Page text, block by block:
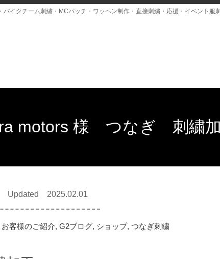
バイクチーム刺繍・MCパッチ・ワッペン制作・直接刺繍・応援・イベント服
motors 様 つなぎ 刺繍
Updated 2025.02.01
お客様のご紹介,G2ブログ, ショップ,つなぎ刺繍